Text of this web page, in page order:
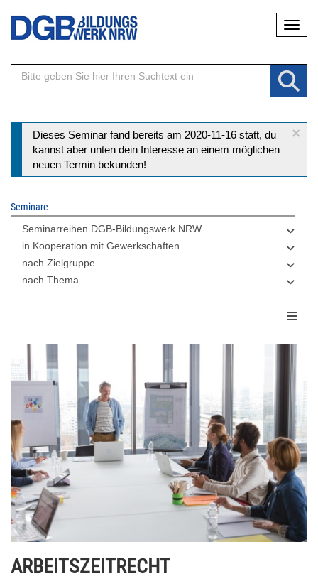
Direkt
Inhalt
×
Statusmeldung
Dieses Seminar fand bereits am 2020-11-16 statt, du
kannst aber unten dein Interesse an einem möglichen
neuen Termin bekunden!
Seminare
... Seminarreihen DGB-Bildungswerk NRW
... in Kooperation mit Gewerkschaften
... nach Zielgruppe
... nach Thema
ARBEITSZEITRECHT